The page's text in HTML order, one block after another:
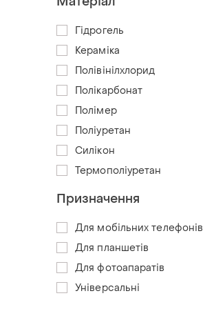
Гідрогель
Кераміка
Полівінілхлорид
Полікарбонат
Полімер
Поліуретан
Силікон
Термополіуретан
Призначення
Для мобільних телефонів
Для планшетів
Для фотоапаратів
Універсальні